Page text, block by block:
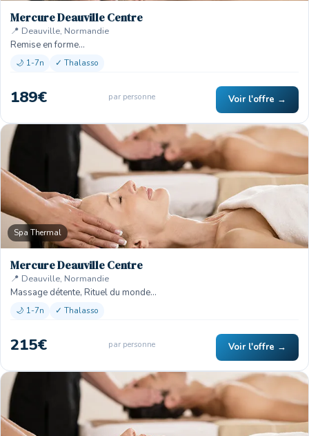
Mercure Deauville Centre
📍 Deauville, Normandie
Remise en forme…
🌙 1-7n ✓ Thalasso
189€ par personne Voir l'offre →
Spa Thermal
Mercure Deauville Centre
📍 Deauville, Normandie
Massage détente, Rituel du monde…
🌙 1-7n ✓ Thalasso
215€ par personne Voir l'offre →